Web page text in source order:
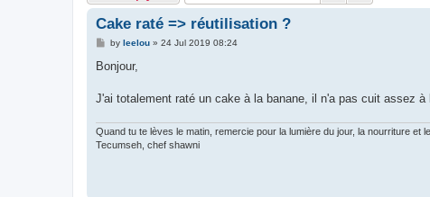
Cake raté => réutilisation ?
P
s
by leelou» 24 Jul 2019 08:24
Bonjour,
J'ai totalement raté un cake à la banane, il n'a pas cuit assez
Quand tu te lèves le matin, remercie pour la lumière du jour, la nourriture
Tecumseh, chef shawni